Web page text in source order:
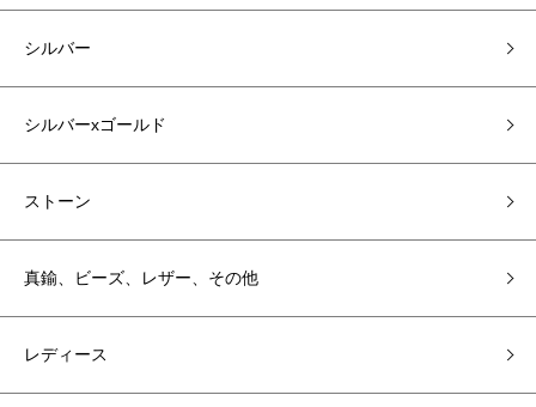
シルバー
シルバーxゴールド
ストーン
真鍮、ビーズ、レザー、その他
レディース